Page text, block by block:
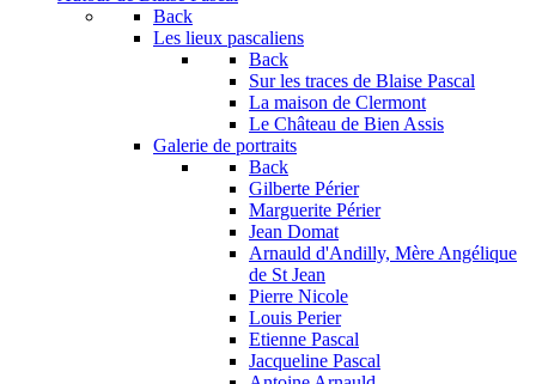
Back
Les lieux pascaliens
Back
Sur les traces de Blaise Pascal
La maison de Clermont
Le Château de Bien Assis
Galerie de portraits
Back
Gilberte Périer
Marguerite Périer
Jean Domat
Arnauld d'Andilly, Mère Angélique
de St Jean
Pierre Nicole
Louis Perier
Etienne Pascal
Jacqueline Pascal